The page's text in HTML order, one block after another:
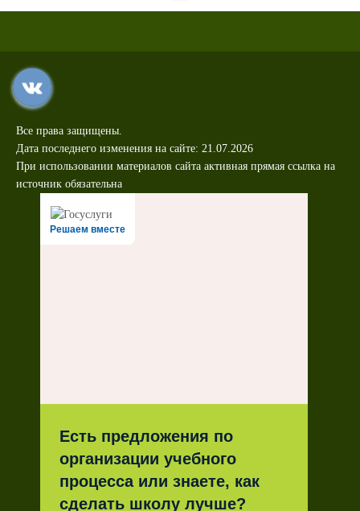
Все права защищены.
Дата последнего изменения на сайте: 21.07.2026
При использовании материалов сайта активная прямая ссылка на
источник обязательна
Решаем вместе
Есть предложения по
организации учебного
процесса или знаете, как
сделать школу лучше?